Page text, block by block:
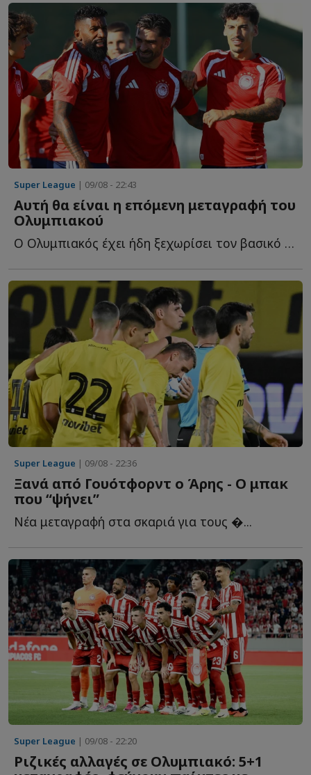
Super League | 09/08 - 22:43
Αυτή θα είναι η επόμενη μεταγραφή του
Ολυμπιακού
Ο Ολυμπιακός έχει ήδη ξεχωρίσει τον βασικό του στόχο γ...
Super League | 09/08 - 22:36
Ξανά από Γουότφορντ ο Άρης - Ο μπακ
που “ψήνει”
Νέα μεταγραφή στα σκαριά για τους �...
Super League | 09/08 - 22:20
Ριζικές αλλαγές σε Ολυμπιακό: 5+1